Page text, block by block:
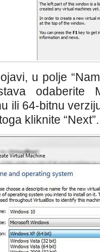
u polje
odaberite
ili 64-bitnu
kliknite “Next”.